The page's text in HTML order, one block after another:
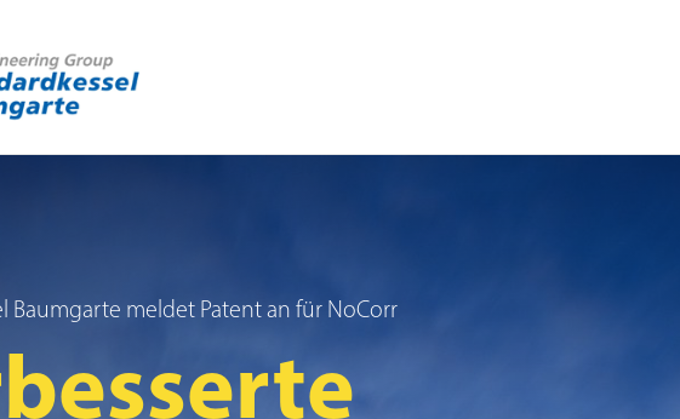
Baumgarte meldet Patent an für NoCorr